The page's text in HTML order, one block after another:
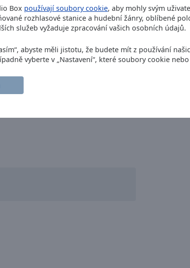
Box používají soubory cookie, aby mohly svým
rozhlasové stanice a hudební žánry, oblíbené
služeb vyžaduje zpracování vašich osobních údajů.
abyste měli jistotu, že budete mít z používání
vyberte v „Nastavení“, které soubory cookie